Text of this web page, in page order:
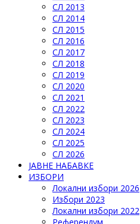
СЛ 2013
СЛ 2014
СЛ 2015
СЛ 2016
СЛ 2017
СЛ 2018
СЛ 2019
СЛ 2020
СЛ 2021
СЛ 2022
СЛ 2023
СЛ 2024
СЛ 2025
СЛ 2026
ЈАВНЕ НАБАВКЕ
ИЗБОРИ
Локални избори 2026
Избори 2023
Локални избори 2022